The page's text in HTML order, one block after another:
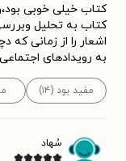
کتاب خیلی خوبی
اشعار را از زمانی
به رویدادهای
مفید بود (۱۴)
سُهاد